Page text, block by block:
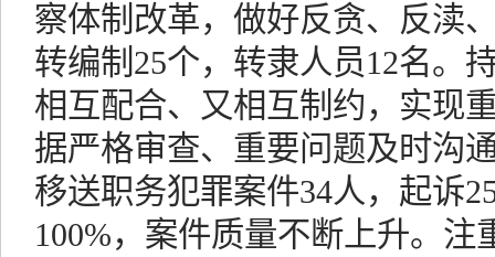
察体制改革，做好反贪、反渎
转编制25个，转隶人员12名。
相互配合、又相互制约，实现
据严格审查、重要问题及时沟
移送职务犯罪案件34人，起诉
100%，案件质量不断上升。